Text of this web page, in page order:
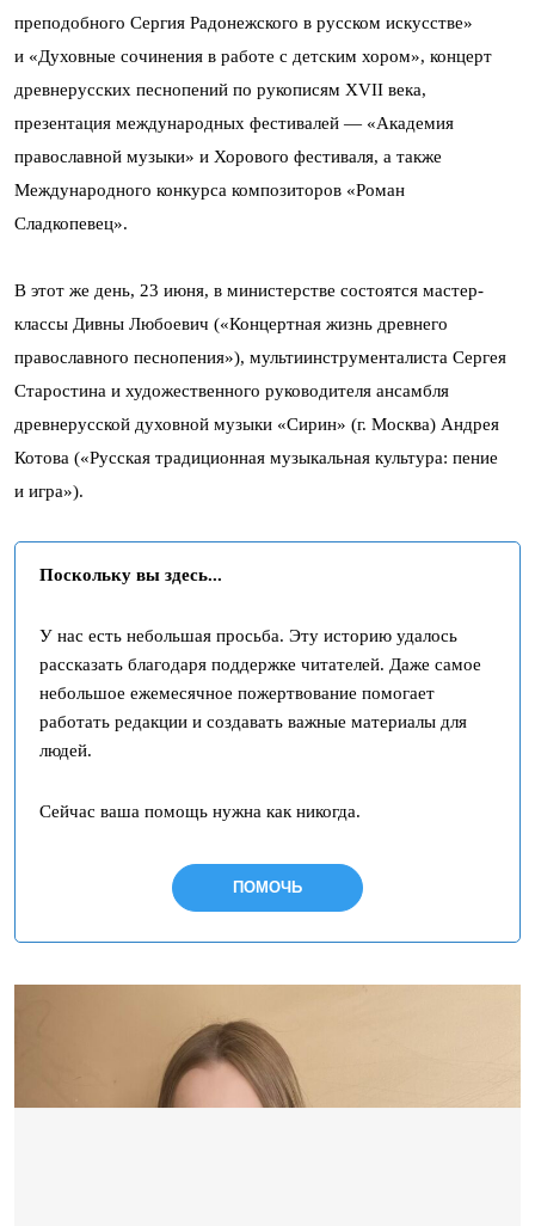
преподобного Сергия Радонежского в русском искусстве»
и «Духовные сочинения в работе с детским хором», концерт
древнерусских песнопений по рукописям XVII века,
презентация международных фестивалей — «Академия
православной музыки» и Хорового фестиваля, а также
Международного конкурса композиторов «Роман
Сладкопевец».
В этот же день, 23 июня, в министерстве состоятся мастер-
классы Дивны Любоевич («Концертная жизнь древнего
православного песнопения»), мультиинструменталиста Сергея
Старостина и художественного руководителя ансамбля
древнерусской духовной музыки «Сирин» (г. Москва) Андрея
Котова («Русская традиционная музыкальная культура: пение
и игра»).
Поскольку вы здесь...
У нас есть небольшая просьба. Эту историю удалось
рассказать благодаря поддержке читателей. Даже самое
небольшое ежемесячное пожертвование помогает
работать редакции и создавать важные материалы для
людей.
Сейчас ваша помощь нужна как никогда.
ПОМОЧЬ